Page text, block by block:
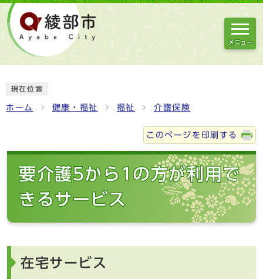
メニュー
現在位置
ホーム 健康・福祉 福祉 介護保険
このページを印刷する
要介護5から1の方が利用で
きるサービス
在宅サービス